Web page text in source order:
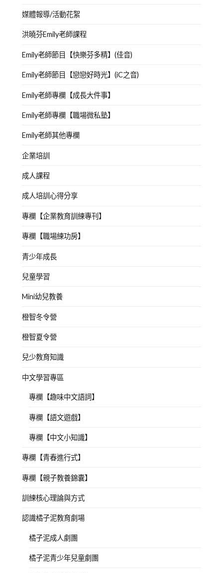
媒體報導/活動花絮
洪曉芬Emily老師課程
Emily老師節目【快樂芬多精】(佳音)
Emily老師節目【戀戀好時光】(iC之音)
Emily老師專欄【成長大件事】
Emily老師專欄【職場微私塾】
Emily老師其他專欄
企業培訓
成人課程
成人培訓心得分享
專欄【企業教育訓練專刊】
專欄【職場練功房】
青少年成長
兒童學習
Mini幼兒教養
橙智冬令營
橙智夏令營
兒少教育知識
中文學習專區
專欄【趣味中文語詞】
專欄【語文遊戲】
專欄【中文小知識】
專欄【青春進行式】
專欄【親子教養錦囊】
訓練核心理論與方式
認識橘子泥教育劇場
橘子泥成人劇團
橘子泥青少年兒童劇團